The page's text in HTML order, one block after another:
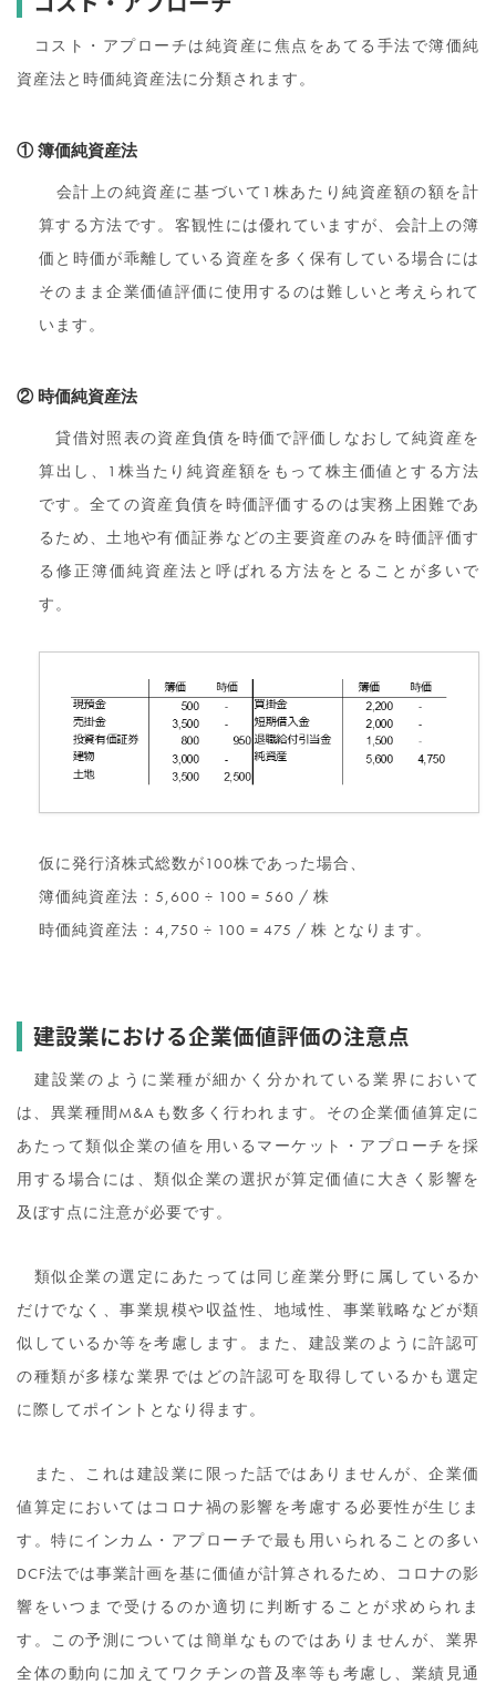
コスト・アプローチは純資産に焦点をあてる手法で簿価純
資産法と時価純資産法に分類されます。
① 簿価純資産法
会計上の純資産に基づいて1株あたり純資産額の額を計
算する方法です。客観性には優れていますが、会計上の簿
価と時価が乖離している資産を多く保有している場合には
そのまま企業価値評価に使用するのは難しいと考えられて
います。
② 時価純資産法
貸借対照表の資産負債を時価で評価しなおして純資産を
算出し、1株当たり純資産額をもって株主価値とする方法
です。全ての資産負債を時価評価するのは実務上困難であ
るため、土地や有価証券などの主要資産のみを時価評価す
る修正簿価純資産法と呼ばれる方法をとることが多いで
す。
仮に発行済株式総数が100株であった場合、
簿価純資産法：5,600 ÷ 100 = 560 / 株
時価純資産法：4,750 ÷ 100 = 475 / 株 となります。
建設業における企業価値評価の注意点
建設業のように業種が細かく分かれている業界において
は、異業種間M&Aも数多く行われます。その企業価値算定に
あたって類似企業の値を用いるマーケット・アプローチを採
用する場合には、類似企業の選択が算定価値に大きく影響を
及ぼす点に注意が必要です。
類似企業の選定にあたっては同じ産業分野に属しているか
だけでなく、事業規模や収益性、地域性、事業戦略などが類
似しているか等を考慮します。また、建設業のように許認可
の種類が多様な業界ではどの許認可を取得しているかも選定
に際してポイントとなり得ます。
また、これは建設業に限った話ではありませんが、企業価
値算定においてはコロナ禍の影響を考慮する必要性が生じま
す。特にインカム・アプローチで最も用いられることの多い
DCF法では事業計画を基に価値が計算されるため、コロナの影
響をいつまで受けるのか適切に判断することが求められま
す。この予測については簡単なものではありませんが、業界
全体の動向に加えてワクチンの普及率等も考慮し、業績見通